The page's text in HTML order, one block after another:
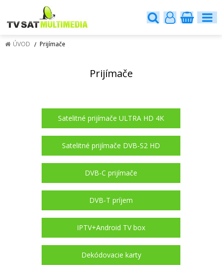
ÚVOD Prijímače
Prijímače
Satelitné prijímače ULTRA HD 4K
Satelitné prijímače DVB-S2 HD
DVB-C prijímače
DVB-T príjem
IPTV+Android TV box
Dekódovacie karty